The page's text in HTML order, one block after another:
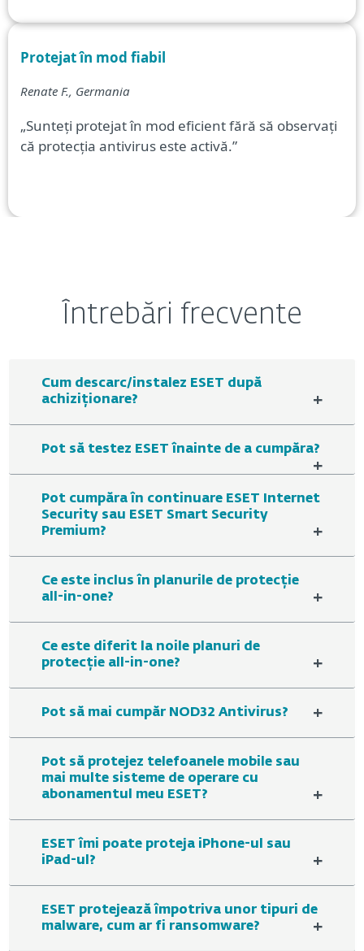
Protejat în mod fiabil
Renate F., Germania
„Sunteți protejat în mod eficient fără să observați
că protecția antivirus este activă.”
Întrebări frecvente
Cum descarc/instalez ESET după
achiziționare?
+
Pot să testez ESET înainte de a cumpăra?
+
Pot cumpăra în continuare ESET Internet
Security sau ESET Smart Security
Premium?
+
Ce este inclus în planurile de protecție
all-in-one?
+
Ce este diferit la noile planuri de
protecție all-in-one?
+
Pot să mai cumpăr NOD32 Antivirus? +
Pot să protejez telefoanele mobile sau
mai multe sisteme de operare cu
abonamentul meu ESET?
+
ESET îmi poate proteja iPhone-ul sau
iPad-ul?
+
ESET protejează împotriva unor tipuri de
malware, cum ar fi ransomware?
+